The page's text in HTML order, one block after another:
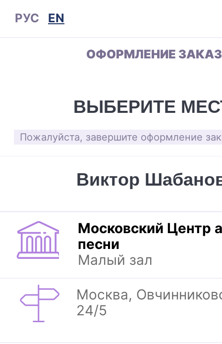
РУС EN
ОФОРМЛЕНИЕ
ВЫБЕРИТЕ
Пожалуйста, завершите оформление
Виктор
Московский Центр
песни
Малый зал
Москва,
24/5